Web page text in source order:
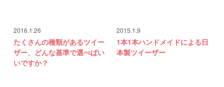
2016.1.26
たくさんの種類があるツイー
ザー、どんな基準で選べばい
いですか？
2015.1.9
1本1本ハンドメイドによる日
本製ツイーザー